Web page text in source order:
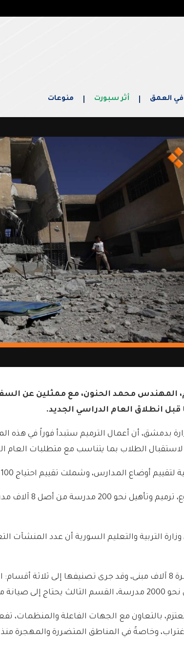
في العمق أثر سبورت منوعات
انطلاق العام الدراسي الجديد.
بدمشق، أن أعمال الترميم ستبدأ فوراً في هذه
المدارس، وشملت تقييم احتياج 100 مدرسة في مناطق متعددة.
عن الخدمة في عموم البلاد، بحسب “
ووفقاً للإحصائيات الأولية للوزارة، بلغ عدد المدارس المدمّرة 8 آلاف
بالتعاون مع الجهات الفاعلة
وخاصةً في المناطق المتضررة والمهجرة